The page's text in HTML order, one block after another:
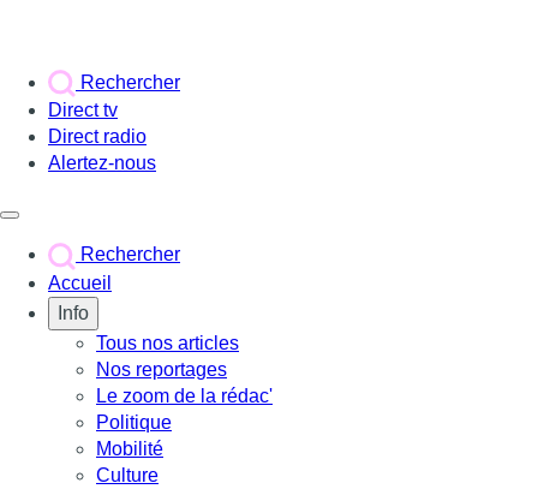
Rechercher
Direct tv
Direct radio
Alertez-nous
Rechercher
Accueil
Info
Tous nos articles
Nos reportages
Le zoom de la rédac'
Politique
Mobilité
Culture